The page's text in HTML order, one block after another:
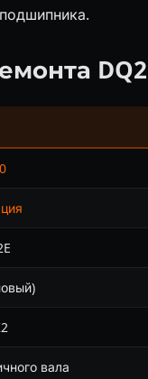
вала